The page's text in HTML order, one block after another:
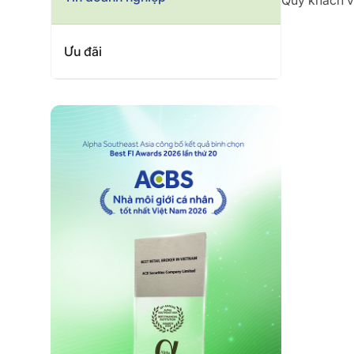
Ưu đãi